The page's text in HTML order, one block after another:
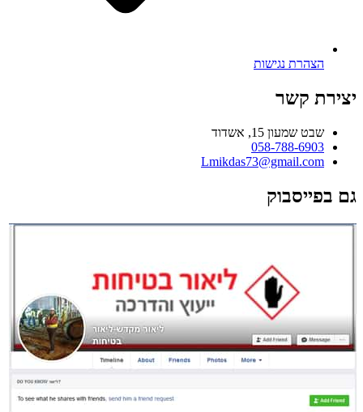
הצהרת נגישות
יצירת קשר
שבט שמעון 15, אשדוד
058-788-6903
Lmikdas73@gmail.com
גם בפייסבוק